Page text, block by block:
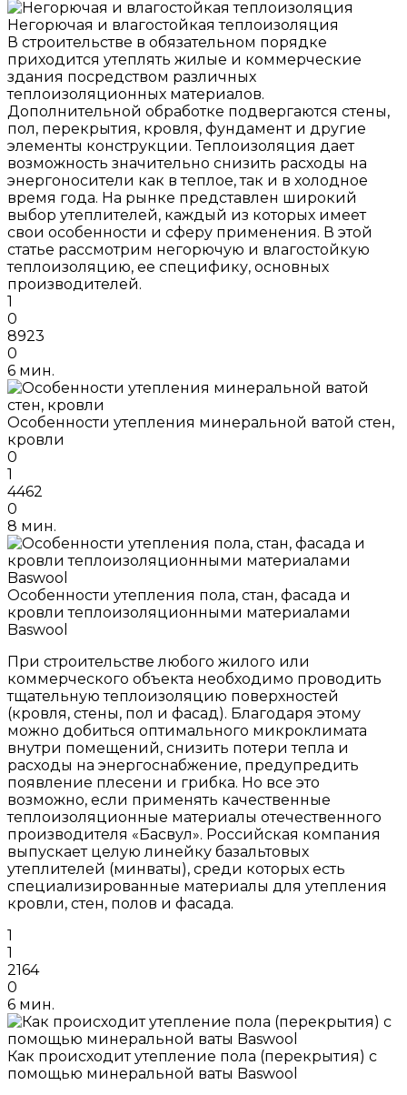
Негорючая и влагостойкая теплоизоляция
В строительстве в обязательном порядке
приходится утеплять жилые и коммерческие
здания посредством различных
теплоизоляционных материалов.
Дополнительной обработке подвергаются стены,
пол, перекрытия, кровля, фундамент и другие
элементы конструкции. Теплоизоляция дает
возможность значительно снизить расходы на
энергоносители как в теплое, так и в холодное
время года. На рынке представлен широкий
выбор утеплителей, каждый из которых имеет
свои особенности и сферу применения. В этой
статье рассмотрим негорючую и влагостойкую
теплоизоляцию, ее специфику, основных
производителей.
1
0
8923
0
6 мин.
Особенности утепления минеральной ватой стен,
кровли
0
1
4462
0
8 мин.
Особенности утепления пола, стан, фасада и
кровли теплоизоляционными материалами
Baswool
При строительстве любого жилого или
коммерческого объекта необходимо проводить
тщательную теплоизоляцию поверхностей
(кровля, стены, пол и фасад). Благодаря этому
можно добиться оптимального микроклимата
внутри помещений, снизить потери тепла и
расходы на энергоснабжение, предупредить
появление плесени и грибка. Но все это
возможно, если применять качественные
теплоизоляционные материалы отечественного
производителя «Басвул». Российская компания
выпускает целую линейку базальтовых
утеплителей (минваты), среди которых есть
специализированные материалы для утепления
кровли, стен, полов и фасада.
1
1
2164
0
6 мин.
Как происходит утепление пола (перекрытия) с
помощью минеральной ваты Baswool